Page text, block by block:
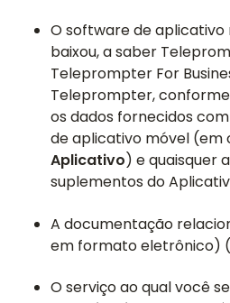
O software de aplicativo
baixou, a saber
Teleprompter For
Teleprompter,
os dados fornecidos
de aplicativo móvel (em
Aplicativo) e quaisquer
suplementos do
A documentação
em formato eletrônico) (
O serviço ao qual você